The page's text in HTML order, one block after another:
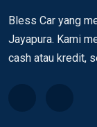
Bless Car yang
Jayapura. Kami
cash atau kredit,